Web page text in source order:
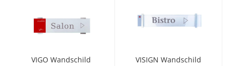
VIGO Wand­schild
VI­SIGN Wand­schild